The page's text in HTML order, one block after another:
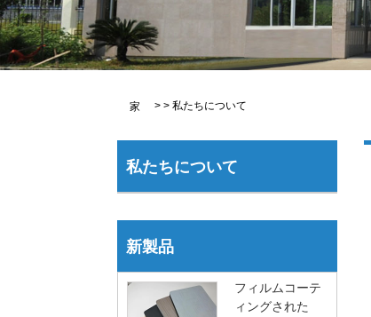
家 > > 私たちについて
私たちについて
新製品
フィルムコーテ
ィングされた